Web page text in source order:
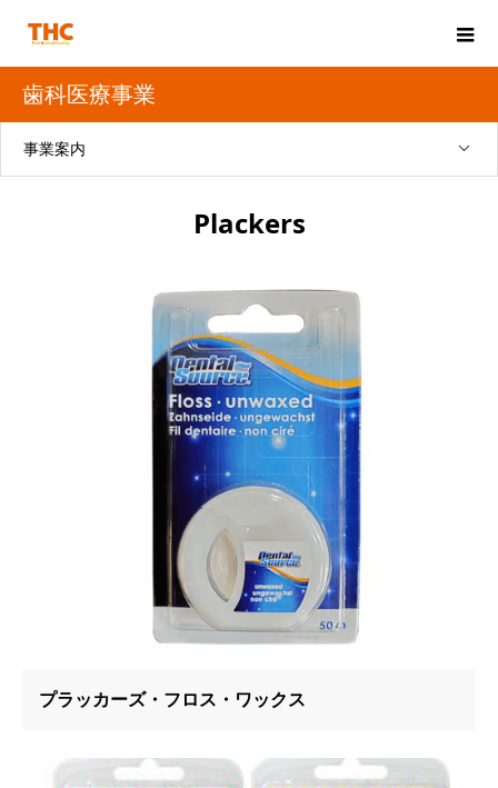
歯科医療事業
事業案内
Plackers
プラッカーズ・フロス・ワックス